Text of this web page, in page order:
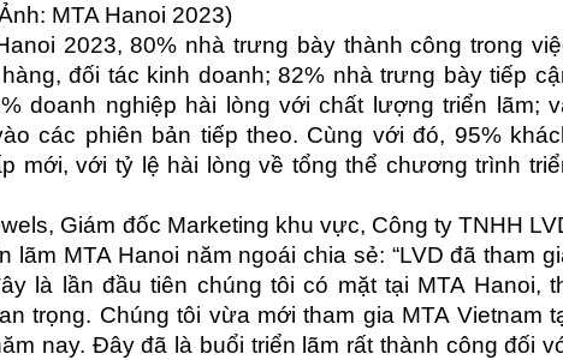
MTA Hanoi 2023)
2023, 80% nhà trưng bày thành công trong
đối tác kinh doanh; 82% nhà trưng bày tiếp
doanh nghiệp hài lòng với chất lượng triển lãm;
các phiên bản tiếp theo. Cùng với đó, 95%
mới, với tỷ lệ hài lòng về tổng thể chương trình
Giám đốc Marketing khu vực, Công ty TNHH
MTA Hanoi năm ngoái chia sẻ: “LVD đã tham
là lần đầu tiên chúng tôi có mặt tại MTA Hanoi,
trọng. Chúng tôi vừa mới tham gia MTA Vietnam
nay. Đây đã là buổi triển lãm rất thành công đối